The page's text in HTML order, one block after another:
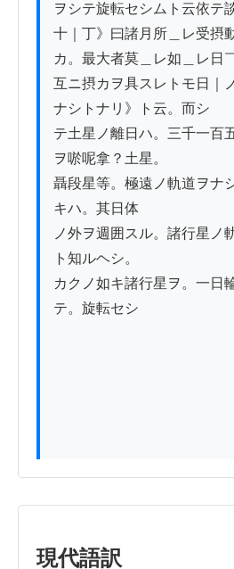
ヲシテ旋転セシムト云依テ
十｜丁》曰諸月所＿レ受摂
カ。最大者莫＿レ如＿レ日
互ニ摂カヲ具スレトモ日｜
ナシトナリ》ト云。而シ
テ土星ノ離日ハ。三千一百
ヲ唹呢拿？土星。
聶段星等。極遠ノ軌道ヲナ
キハ。其日体
ノ外ヲ週囲スル。諸行星ノ
ト知ルヘシ。
カクノ如キ諸行星ヲ。一日
テ。旋転セシ
現代語訳